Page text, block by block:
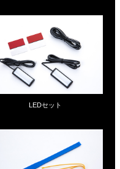
LEDセット